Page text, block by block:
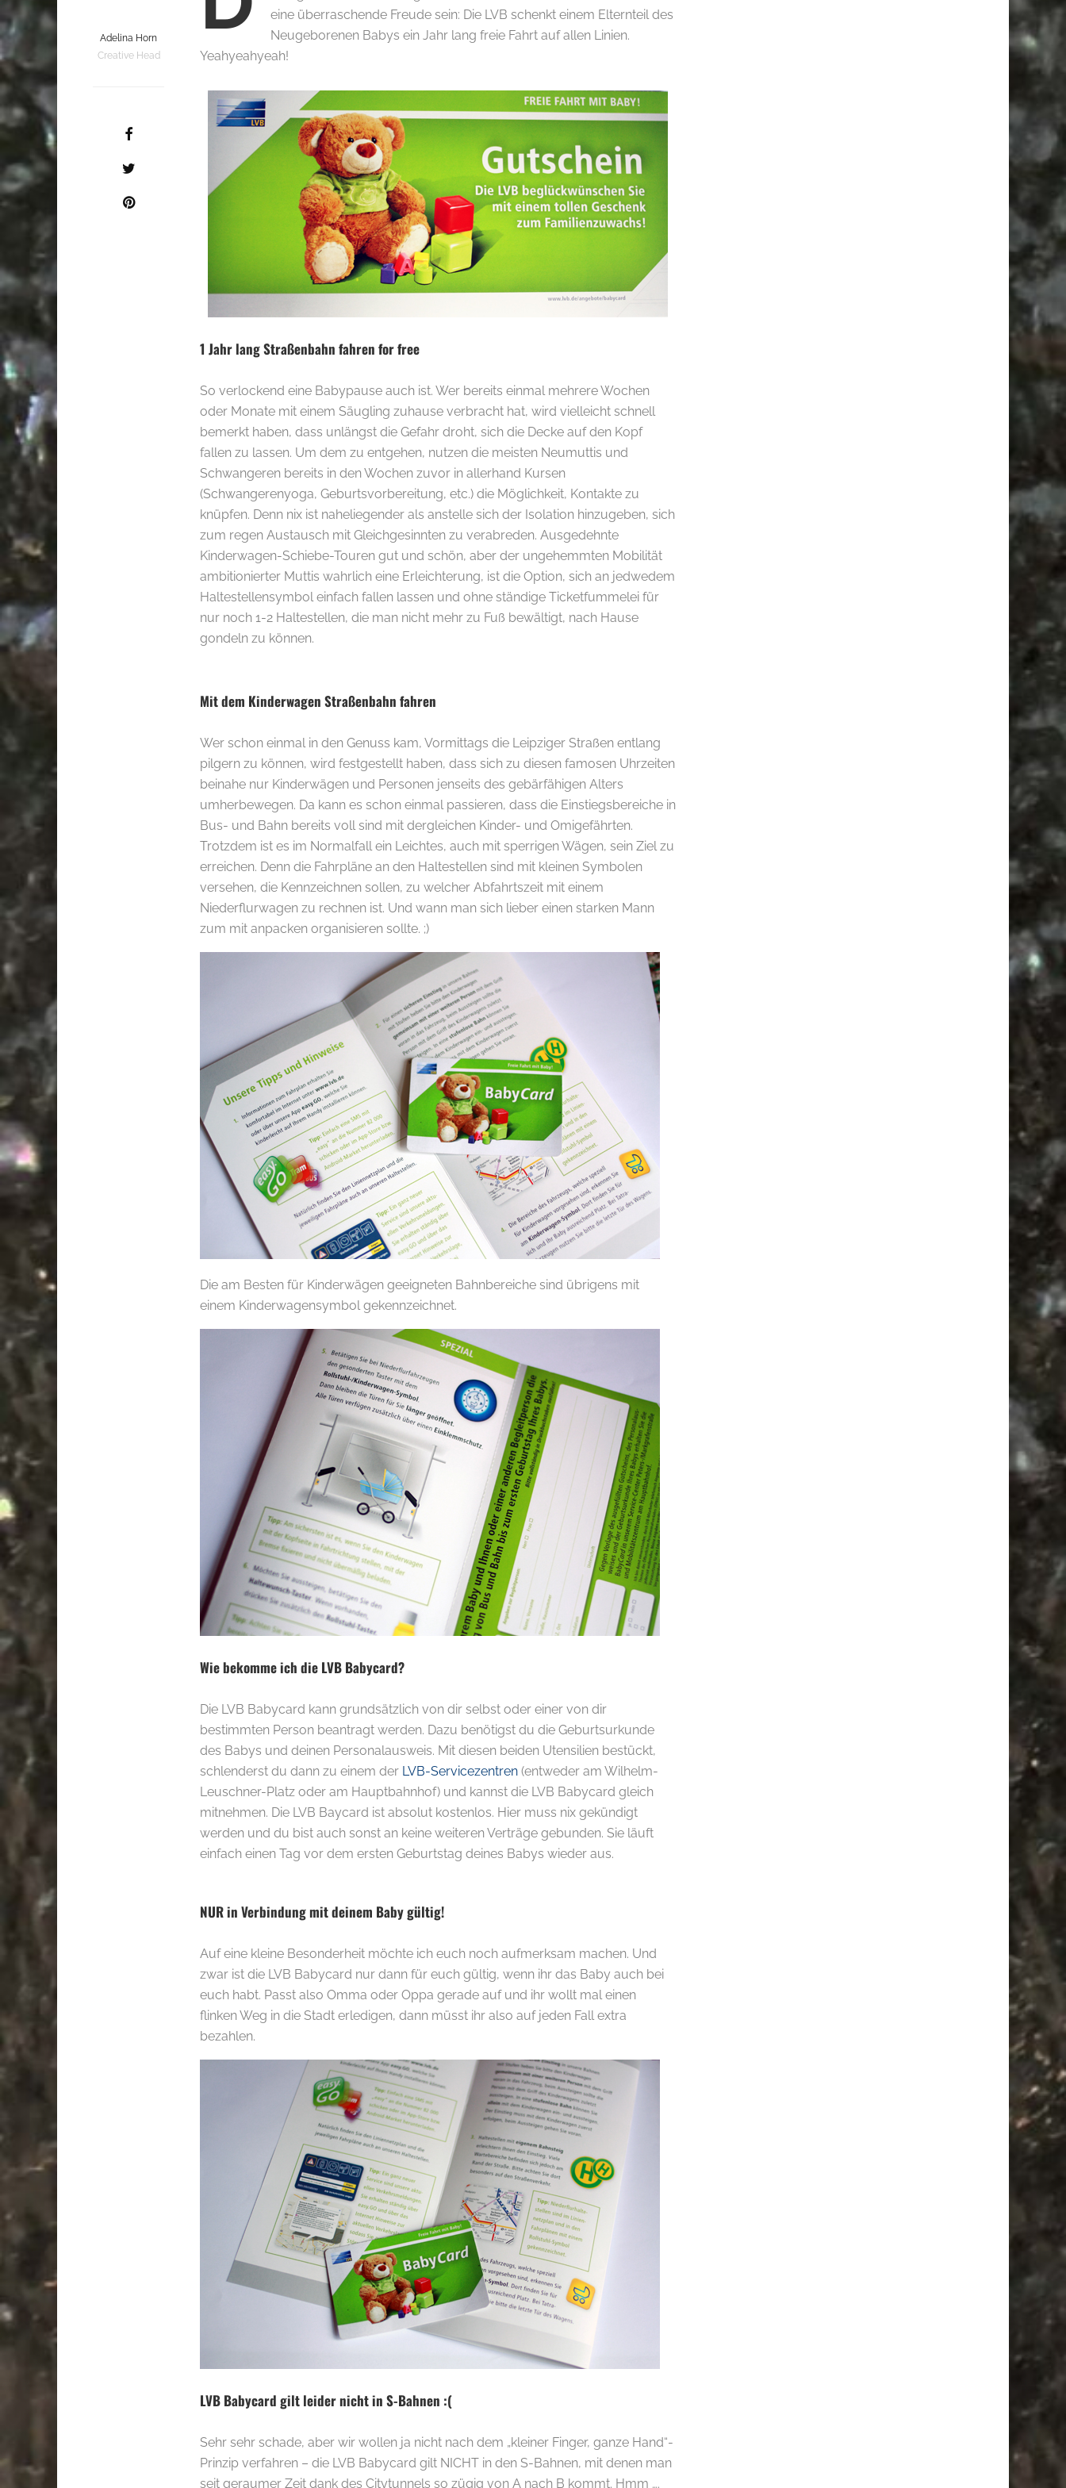
Adelina Horn
Creative Head
eine überraschende Freude sein: Die LVB schenkt einem Elternteil des
Neugeborenen Babys ein Jahr lang freie Fahrt auf allen Linien.
Yeahyeahyeah!
1 Jahr lang Straßenbahn fahren for free
So verlockend eine Babypause auch ist. Wer bereits einmal mehrere Wochen
oder Monate mit einem Säugling zuhause verbracht hat, wird vielleicht schnell
bemerkt haben, dass unlängst die Gefahr droht, sich die Decke auf den Kopf
fallen zu lassen. Um dem zu entgehen, nutzen die meisten Neumuttis und
Schwangeren bereits in den Wochen zuvor in allerhand Kursen
(Schwangerenyoga, Geburtsvorbereitung, etc.) die Möglichkeit, Kontakte zu
knüpfen. Denn nix ist naheliegender als anstelle sich der Isolation hinzugeben, sich
zum regen Austausch mit Gleichgesinnten zu verabreden. Ausgedehnte
Kinderwagen-Schiebe-Touren gut und schön, aber der ungehemmten Mobilität
ambitionierter Muttis wahrlich eine Erleichterung, ist die Option, sich an jedwedem
Haltestellensymbol einfach fallen lassen und ohne ständige Ticketfummelei für
nur noch 1-2 Haltestellen, die man nicht mehr zu Fuß bewältigt, nach Hause
gondeln zu können.
Mit dem Kinderwagen Straßenbahn fahren
Wer schon einmal in den Genuss kam, Vormittags die Leipziger Straßen entlang
pilgern zu können, wird festgestellt haben, dass sich zu diesen famosen Uhrzeiten
beinahe nur Kinderwägen und Personen jenseits des gebärfähigen Alters
umherbewegen. Da kann es schon einmal passieren, dass die Einstiegsbereiche in
Bus- und Bahn bereits voll sind mit dergleichen Kinder- und Omigefährten.
Trotzdem ist es im Normalfall ein Leichtes, auch mit sperrigen Wägen, sein Ziel zu
erreichen. Denn die Fahrpläne an den Haltestellen sind mit kleinen Symbolen
versehen, die Kennzeichnen sollen, zu welcher Abfahrtszeit mit einem
Niederflurwagen zu rechnen ist. Und wann man sich lieber einen starken Mann
zum mit anpacken organisieren sollte. ;)
Die am Besten für Kinderwägen geeigneten Bahnbereiche sind übrigens mit
einem Kinderwagensymbol gekennzeichnet.
Wie bekomme ich die LVB Babycard?
Die LVB Babycard kann grundsätzlich von dir selbst oder einer von dir
bestimmten Person beantragt werden. Dazu benötigst du die Geburtsurkunde
des Babys und deinen Personalausweis. Mit diesen beiden Utensilien bestückt,
schlenderst du dann zu einem der LVB-Servicezentren (entweder am Wilhelm-
Leuschner-Platz oder am Hauptbahnhof) und kannst die LVB Babycard gleich
mitnehmen. Die LVB Baycard ist absolut kostenlos. Hier muss nix gekündigt
werden und du bist auch sonst an keine weiteren Verträge gebunden. Sie läuft
einfach einen Tag vor dem ersten Geburtstag deines Babys wieder aus.
NUR in Verbindung mit deinem Baby gültig!
Auf eine kleine Besonderheit möchte ich euch noch aufmerksam machen. Und
zwar ist die LVB Babycard nur dann für euch gültig, wenn ihr das Baby auch bei
euch habt. Passt also Omma oder Oppa gerade auf und ihr wollt mal einen
flinken Weg in die Stadt erledigen, dann müsst ihr also auf jeden Fall extra
bezahlen.
LVB Babycard gilt leider nicht in S-Bahnen :(
Sehr sehr schade, aber wir wollen ja nicht nach dem „kleiner Finger, ganze Hand“-
Prinzip verfahren – die LVB Babycard gilt NICHT in den S-Bahnen, mit denen man
seit geraumer Zeit dank des Citytunnels so zügig von A nach B kommt. Hmm ….